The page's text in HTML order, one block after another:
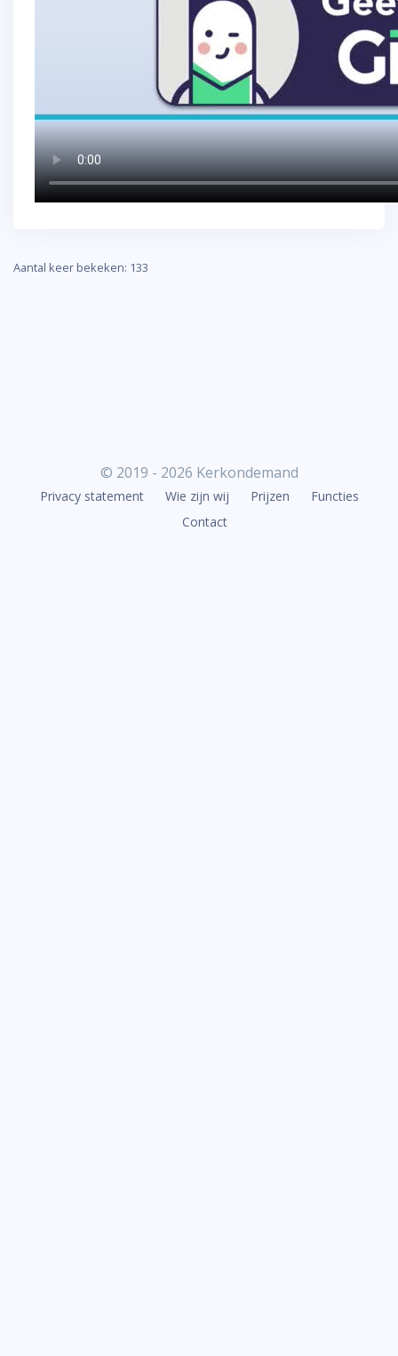
Aantal keer bekeken: 133
© 2019 - 2026 Kerkondemand
Privacy statement Wie zijn wij Prijzen
Functies
Contact